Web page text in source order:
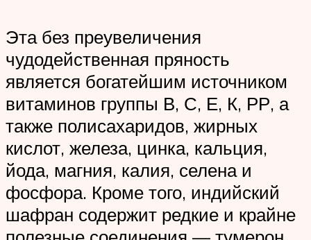
Эта без преувеличения
чудодейственная пряность
является богатейшим источником
витаминов группы В, С, Е, К, РР, а
также полисахаридов, жирных
кислот, железа, цинка, кальция,
йода, магния, калия, селена и
фосфора. Кроме того, индийский
шафран содержит редкие и крайне